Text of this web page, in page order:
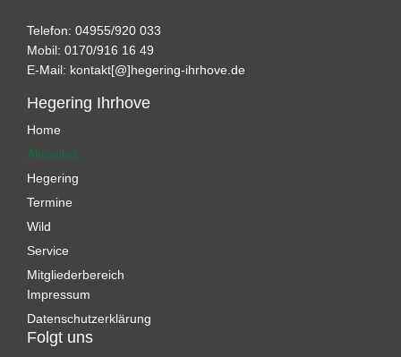
Telefon: 04955/920 033
Mobil: 0170/916 16 49
E-Mail: kontakt[@]hegering-ihrhove.de
Hegering Ihrhove
Home
Aktuelles
Hegering
Termine
Wild
Service
Mitgliederbereich
Impressum
Datenschutzerklärung
Folgt uns